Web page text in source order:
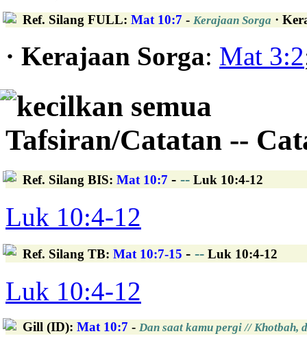
Ref. Silang FULL: Mat 10:7 - Kerajaan Sorga ·
· Kerajaan Sorga: Mat 3:2
kecilkan semua
Tafsiran/Catatan --
Ref. Silang BIS: Mat 10:7 - -- Luk 10:4-12
Luk 10:4-12
Ref. Silang TB: Mat 10:7-15 - -- Luk 10:4-12
Luk 10:4-12
Gill (ID): Mat 10:7 - Dan saat kamu pergi // Khotbah,